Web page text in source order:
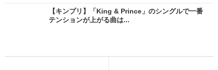
【キンプリ】「King & Prince」のシングルで一番
テンションが上がる曲は...